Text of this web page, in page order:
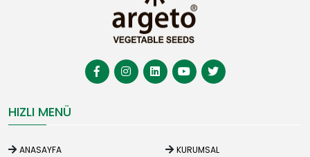
HIZLI MENÜ
ANASAYFA
KURUMSAL